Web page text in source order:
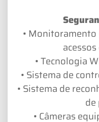
• Monitoramento
• Tecnologia
• Sistema de
• Sistema de
de
• Câmeras